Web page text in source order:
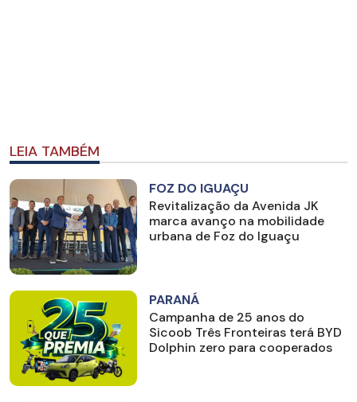
LEIA TAMBÉM
FOZ DO IGUAÇU
Revitalização da Avenida JK
marca avanço na mobilidade
urbana de Foz do Iguaçu
PARANÁ
Campanha de 25 anos do
Sicoob Três Fronteiras terá BYD
Dolphin zero para cooperados